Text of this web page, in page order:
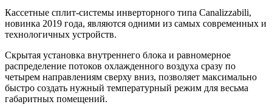
Кассетные сплит-системы инверторного типа Canalizzabili,
новинка 2019 года, являются одними из самых современных и
технологичных устройств.
Скрытая установка внутреннего блока и равномерное
распределение потоков охлажденного воздуха сразу по
четырем направлениям сверху вниз, позволяет максимально
быстро создать нужный температурный режим для весьма
габаритных помещений.